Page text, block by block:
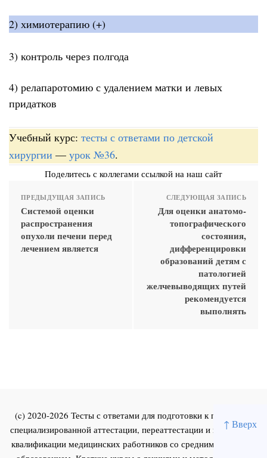
↑ Вверх
2) химиотерапию (+)
3) контроль через полгода
4) релапаротомию с удалением матки и левых
придатков
Учебный курс: тесты с ответами по детской
хирургии — урок №36.
Поделитесь с коллегами ссылкой на наш сайт
ПРЕДЫДУЩАЯ ЗАПИСЬ
Системой оценки
распространения
опухоли печени перед
лечением является
СЛЕДУЮЩАЯ ЗАПИСЬ
Для оценки анатомо-
топографического
состояния,
дифференцировки
образований детям с
патологией
желчевыводящих путей
рекомендуется
выполнять
(c) 2020-2026 Тесты с ответами для подготовки к первичной
специализированной аттестации, переаттестации и повышения
квалификации медицинских работников со средним и высшим